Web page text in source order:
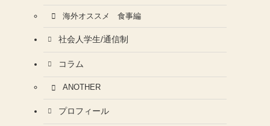
海外オススメ 食事編
社会人学生/通信制
コラム
ANOTHER
プロフィール